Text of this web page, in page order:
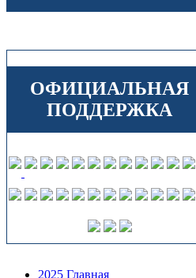
ОФИЦИАЛЬНАЯ
ПОДДЕРЖКА
2025 Главная